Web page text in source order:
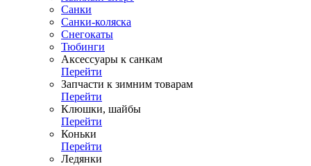
Санки
Санки-коляска
Снегокаты
Тюбинги
Аксессуары к санкам
Перейти
Запчасти к зимним товарам
Перейти
Клюшки, шайбы
Перейти
Коньки
Перейти
Ледянки